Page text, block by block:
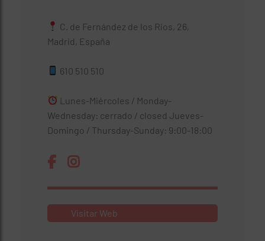
C. de Fernández de los Ríos, 26,
Madrid, España
610 510 510
Lunes-Miércoles / Monday-
Wednesday: cerrado / closed Jueves-
Domingo / Thursday-Sunday: 9:00-18:00
Visitar Web